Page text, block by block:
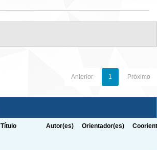
Anterior 1 Próximo
Título Autor(es) Orientador(es)